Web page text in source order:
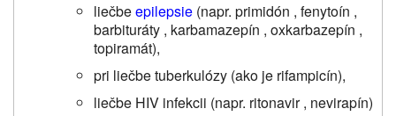
liečbeepilepsie (napr. primidón , fenytoín ,
barbituráty , karbamazepín , oxkarbazepín ,
topiramát),
pri liečbe tuberkulózy (ako je rifampicín),
liečbe HIV infekcii (napr. ritonavir , nevirapín)